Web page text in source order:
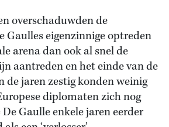
overschaduwden de
Gaulles eigenzinnige optreden
arena dan ook al snel de
aantreden en het einde van de
de jaren zestig konden weinig
diplomaten zich nog
Gaulle enkele jaren eerder